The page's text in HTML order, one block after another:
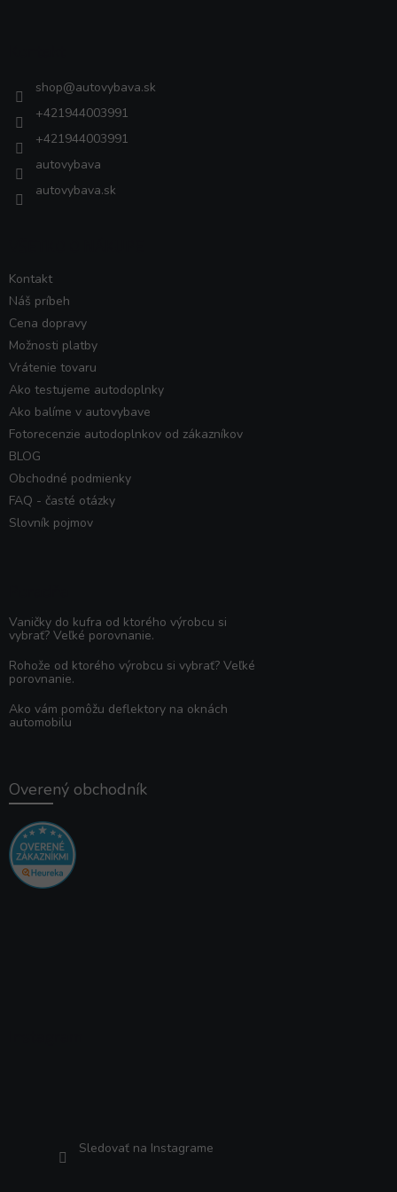
shop@autovybava.sk
+421944003991
+421944003991
autovybava
autovybava.sk
Kontakt
Náš príbeh
Cena dopravy
Možnosti platby
Vrátenie tovaru
Ako testujeme autodoplnky
Ako balíme v autovybave
Fotorecenzie autodoplnkov od zákazníkov
BLOG
Obchodné podmienky
FAQ - časté otázky
Slovník pojmov
Vaničky do kufra od ktorého výrobcu si
vybrať? Veľké porovnanie.
Rohože od ktorého výrobcu si vybrať? Veľké
porovnanie.
Ako vám pomôžu deflektory na oknách
automobilu
Overený obchodník
Sledovať na Instagrame